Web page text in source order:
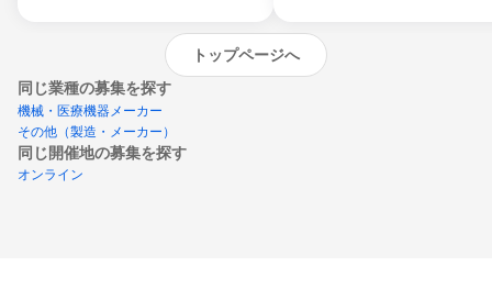
トップページへ
同じ業種の募集を探す
機械・医療機器メーカー
その他（製造・メーカー）
同じ開催地の募集を探す
オンライン